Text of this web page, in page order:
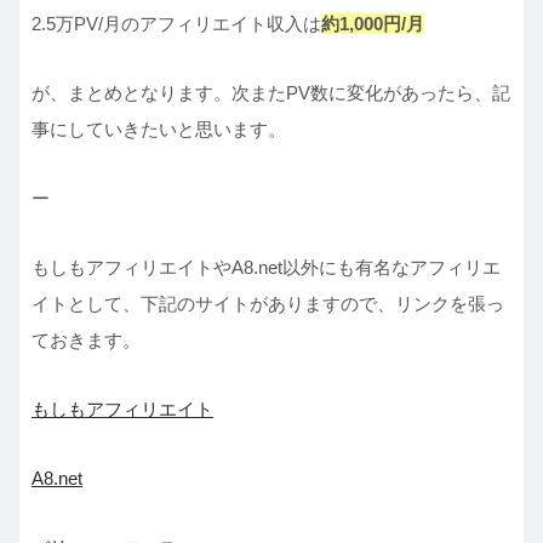
2.5万PV/月のアフィリエイト収入は約1,000円/月
が、まとめとなります。次またPV数に変化があったら、記
事にしていきたいと思います。
ー
もしもアフィリエイトやA8.net以外にも有名なアフィリエ
イトとして、下記のサイトがありますので、リンクを張っ
ておきます。
もしもアフィリエイト
A8.net